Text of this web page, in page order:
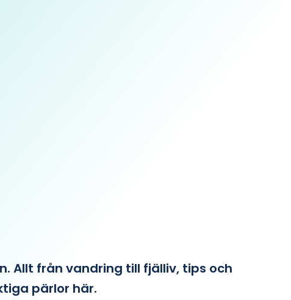
Allt från vandring till fjälliv, tips och
pärlor här.